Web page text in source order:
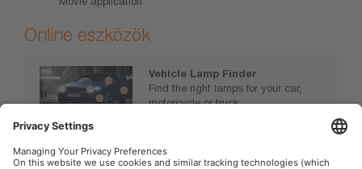
Online eszközök
Vehicle Lamp Finder
Find the right lamps for your car,
motorcycle or truck.